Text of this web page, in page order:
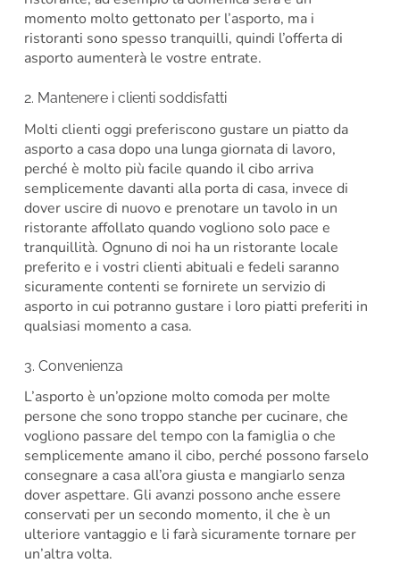
momento molto gettonato per l’asporto, ma i
ristoranti sono spesso tranquilli, quindi l’offerta di
asporto aumenterà le vostre entrate.
2. Mantenere i clienti soddisfatti
Molti clienti oggi preferiscono gustare un piatto da
asporto a casa dopo una lunga giornata di lavoro,
perché è molto più facile quando il cibo arriva
semplicemente davanti alla porta di casa, invece di
dover uscire di nuovo e prenotare un tavolo in un
ristorante affollato quando vogliono solo pace e
tranquillità. Ognuno di noi ha un ristorante locale
preferito e i vostri clienti abituali e fedeli saranno
sicuramente contenti se fornirete un servizio di
asporto in cui potranno gustare i loro piatti preferiti in
qualsiasi momento a casa.
3. Convenienza
L’asporto è un’opzione molto comoda per molte
persone che sono troppo stanche per cucinare, che
vogliono passare del tempo con la famiglia o che
semplicemente amano il cibo, perché possono farselo
consegnare a casa all’ora giusta e mangiarlo senza
dover aspettare. Gli avanzi possono anche essere
conservati per un secondo momento, il che è un
ulteriore vantaggio e li farà sicuramente tornare per
un’altra volta.